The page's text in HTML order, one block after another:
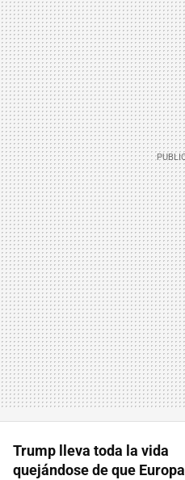
Trump lleva toda la vida
quejándose de que Europa